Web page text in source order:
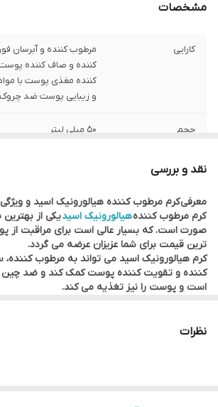
مشخصات
کارایی
مرطوب کننده و آبرسان
کننده و صاف کننده پوست
کننده مغذی پوست با
و زیبایی پوست ضد
حجم ۵۰ میلی لیتر
نقد و بررسی
معرفی کرم مرطوب کننده هیالورونیک اسید و
کرم مرطوب کنندههیالورونیک اسیدیکی از
صورت است. که بسیار عالی است برای مراقبت از
ترین قیمت برای شما عزیزان عرضه می گردد.
کرم هیالورونیک اسید می تواند به مرطوب کننده،
کننده و تقویت کننده پوست کمک کند و ضد
است و پوست را نیز تغذیه می کند.
بهبود بخشیده و برای انواع پوست مناسب است
نظرات